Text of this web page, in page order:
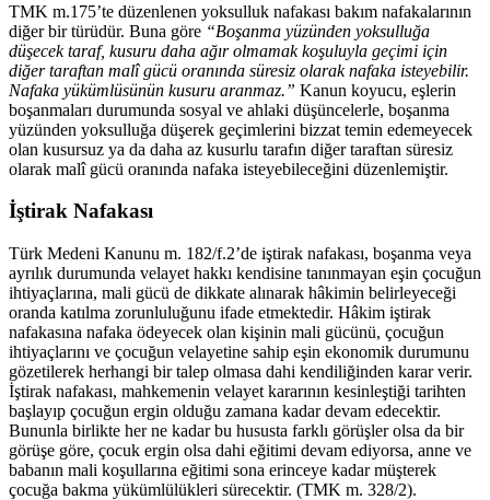
TMK m.175’te düzenlenen yoksulluk nafakası bakım nafakalarının
diğer bir türüdür. Buna göre “Boşanma yüzünden yoksulluğa
düşecek taraf, kusuru daha ağır olmamak koşuluyla geçimi için
diğer taraftan malî gücü oranında süresiz olarak nafaka isteyebilir.
Nafaka yükümlüsünün kusuru aranmaz.” Kanun koyucu, eşlerin
boşanmaları durumunda sosyal ve ahlaki düşüncelerle, boşanma
yüzünden yoksulluğa düşerek geçimlerini bizzat temin edemeyecek
olan kusursuz ya da daha az kusurlu tarafın diğer taraftan süresiz
olarak malî gücü oranında nafaka isteyebileceğini düzenlemiştir.
İştirak Nafakası
Türk Medeni Kanunu m. 182/f.2’de iştirak nafakası, boşanma veya
ayrılık durumunda velayet hakkı kendisine tanınmayan eşin çocuğun
ihtiyaçlarına, mali gücü de dikkate alınarak hâkimin belirleyeceği
oranda katılma zorunluluğunu ifade etmektedir. Hâkim iştirak
nafakasına nafaka ödeyecek olan kişinin mali gücünü, çocuğun
ihtiyaçlarını ve çocuğun velayetine sahip eşin ekonomik durumunu
gözetilerek herhangi bir talep olmasa dahi kendiliğinden karar verir.
İştirak nafakası, mahkemenin velayet kararının kesinleştiği tarihten
başlayıp çocuğun ergin olduğu zamana kadar devam edecektir.
Bununla birlikte her ne kadar bu hususta farklı görüşler olsa da bir
görüşe göre, çocuk ergin olsa dahi eğitimi devam ediyorsa, anne ve
babanın mali koşullarına eğitimi sona erinceye kadar müşterek
çocuğa bakma yükümlülükleri sürecektir. (TMK m. 328/2).